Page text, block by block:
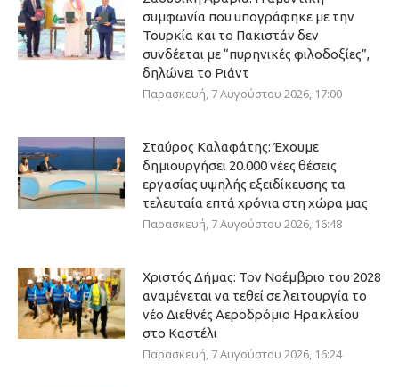
συμφωνία που υπογράφηκε με την
Τουρκία και το Πακιστάν δεν
συνδέεται με “πυρηνικές φιλοδοξίες”,
δηλώνει το Ριάντ
Παρασκευή, 7 Αυγούστου 2026, 17:00
Σταύρος Καλαφάτης: Έχουμε
δημιουργήσει 20.000 νέες θέσεις
εργασίας υψηλής εξειδίκευσης τα
τελευταία επτά χρόνια στη χώρα μας
Παρασκευή, 7 Αυγούστου 2026, 16:48
Χριστός Δήμας: Τον Νοέμβριο του 2028
αναμένεται να τεθεί σε λειτουργία το
νέο Διεθνές Αεροδρόμιο Ηρακλείου
στο Καστέλι
Παρασκευή, 7 Αυγούστου 2026, 16:24